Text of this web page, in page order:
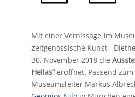
Mit einer Vernissage im
zeitgenössische Kunst -
30. November 2018 die
Hellas“eröffnet. Passend zum
Museumsleiter Markus